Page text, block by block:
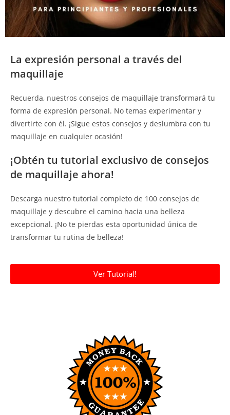
La expresión personal a través del
maquillaje
Recuerda, nuestros consejos de maquillaje transformará tu
forma de expresión personal. No temas experimentar y
divertirte con él. ¡Sigue estos consejos y deslumbra con tu
maquillaje en cualquier ocasión!
¡Obtén tu tutorial exclusivo de consejos
de maquillaje ahora!
Descarga nuestro tutorial completo de 100 consejos de
maquillaje y descubre el camino hacia una belleza
excepcional. ¡No te pierdas esta oportunidad única de
transformar tu rutina de belleza!
Ver Tutorial!